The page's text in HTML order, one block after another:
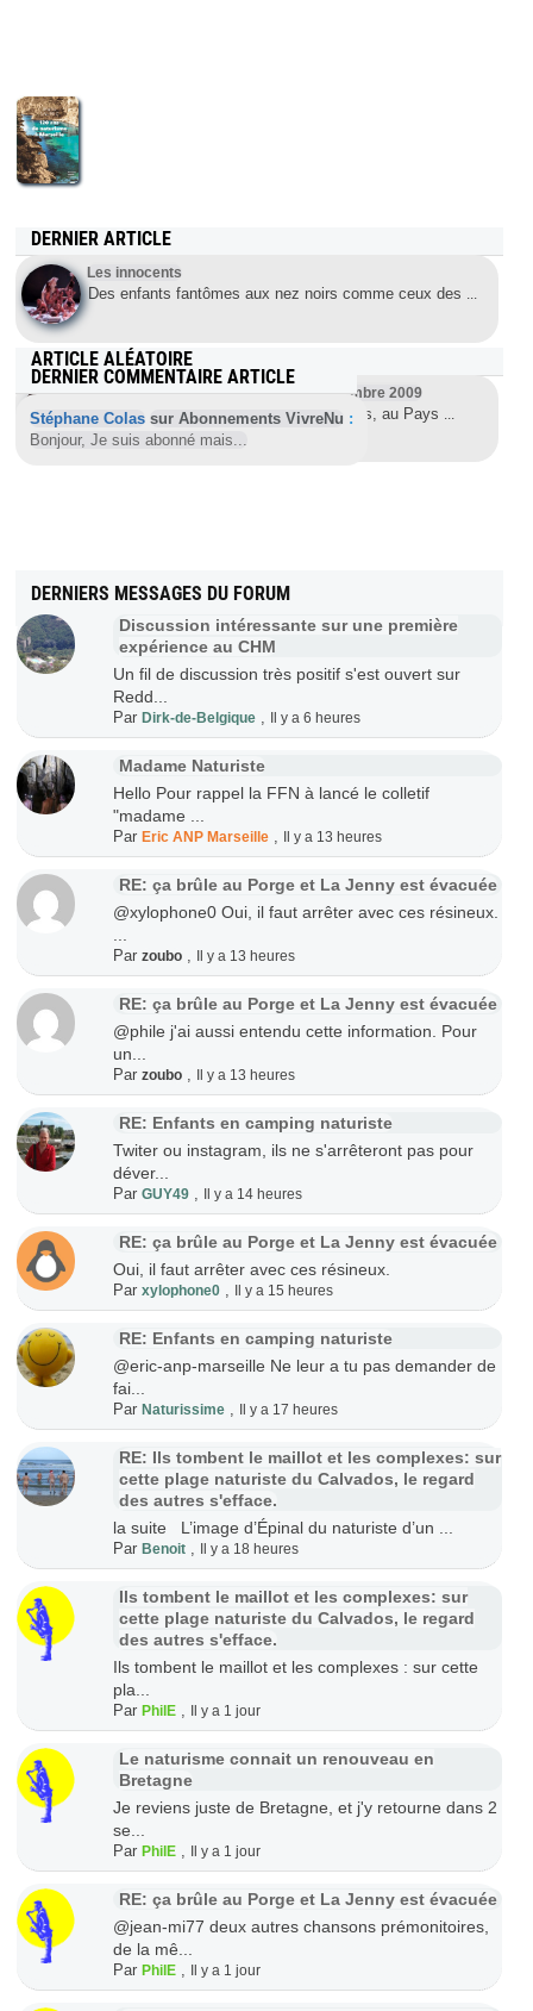
DERNIER ARTICLE
Les innocents
Des enfants fantômes aux nez noirs comme ceux des ...
ARTICLE ALÉATOIRE
Course nudiste de sopelana – 19 septembre 2009
Chaque année, depuis au moins cinq ans, au Pays
DERNIER COMMENTAIRE ARTICLE
Stéphane Colas sur Abonnements VivreNu :
Bonjour, Je suis abonné mais...
DERNIERS MESSAGES DU FORUM
Discussion intéressante sur une première
expérience au CHM
Un fil de discussion très positif s'est ouvert sur
Redd...
ParDirk-de-Belgique , Il y a 6 heures
Madame Naturiste
Hello Pour rappel la FFN à lancé le colletif
"madame ...
ParEric ANP Marseille , Il y a 13 heures
RE: ça brûle au Porge et La Jenny est évacuée
@xylophone0 Oui, il faut arrêter avec ces résineux.
...
Parzoubo , Il y a 13 heures
RE: ça brûle au Porge et La Jenny est évacuée
@phile j'ai aussi entendu cette information. Pour
un...
Parzoubo , Il y a 13 heures
RE: Enfants en camping naturiste
Twiter ou instagram, ils ne s'arrêteront pas pour
déver...
ParGUY49 , Il y a 14 heures
RE: ça brûle au Porge et La Jenny est évacuée
Oui, il faut arrêter avec ces résineux.
Parxylophone0 , Il y a 15 heures
RE: Enfants en camping naturiste
@eric-anp-marseille Ne leur a tu pas demander de
fai...
ParNaturissime , Il y a 17 heures
RE: Ils tombent le maillot et les complexes: sur
cette plage naturiste du Calvados, le regard
des autres s'efface.
la suite L’image d’Épinal du naturiste d’un ...
ParBenoit , Il y a 18 heures
Ils tombent le maillot et les complexes: sur
cette plage naturiste du Calvados, le regard
des autres s'efface.
Ils tombent le maillot et les complexes : sur cette
pla...
ParPhilE , Il y a 1 jour
Le naturisme connait un renouveau en
Bretagne
Je reviens juste de Bretagne, et j'y retourne dans 2
se...
ParPhilE , Il y a 1 jour
RE: ça brûle au Porge et La Jenny est évacuée
@jean-mi77 deux autres chansons prémonitoires,
de la mê...
ParPhilE , Il y a 1 jour